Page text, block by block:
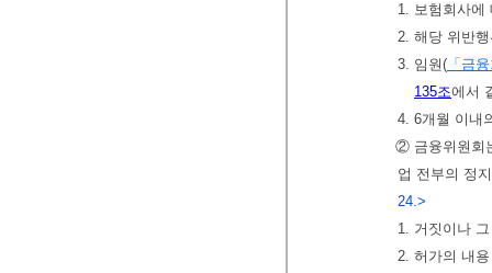
1. 보험회사에
2. 해당 위반
3. 임원( 「금
135조에서
4. 6개월 이내
② 금융위원회
업 전부의 정
24.>
1. 거짓이나
2. 허가의 내